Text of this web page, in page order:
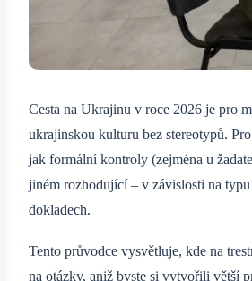
Cesta na Ukrajinu v roce 2026 je pro
ukrajinskou kulturu bez stereotypů.
jak formální kontroly (zejména u
jiném rozhodující – v závislosti na
dokladech.
Tento průvodce vysvětluje, kde na
na otázky, aniž byste si vytvořili větší